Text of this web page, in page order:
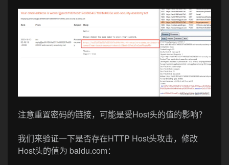
注意重置密码的链接，可能是受Host头的值的影响？
我们来验证一下是否存在HTTP Host头攻击，修改
Host头的值为 baidu.com：